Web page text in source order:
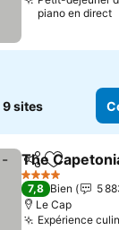
piano en direct
9 sites
PartagerAjouter à
The
4 Étoiles
7,8 Bien
5
Le Cap
Expérience